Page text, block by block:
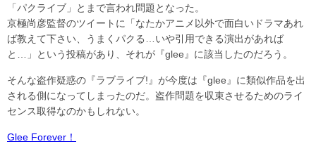
「パクライブ」とまで言われ問題となった。
京極尚彦監督のツイートに「なたかアニメ以外で面白いドラマあれ
ば教えて下さい、うまくパクる…いや引用できる演出があれば
と…」という投稿があり、それが『glee』に該当したのだろう。
そんな盗作疑惑の『ラブライブ!』が今度は『glee』に類似作品を出
される側になってしまったのだ。盗作問題を収束させるためのライ
センス取得なのかもしれない。
Glee Forever！